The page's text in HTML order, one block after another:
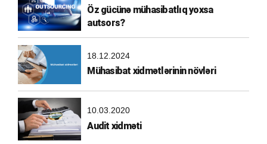
Öz gücünə mühasibatlıq yoxsa
autsors?
18.12.2024
Mühasibat xidmətlərinin növləri
10.03.2020
Audit xidməti